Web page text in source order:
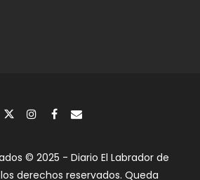
© 2025 - Diario El Labrador de
derechos reservados. Queda